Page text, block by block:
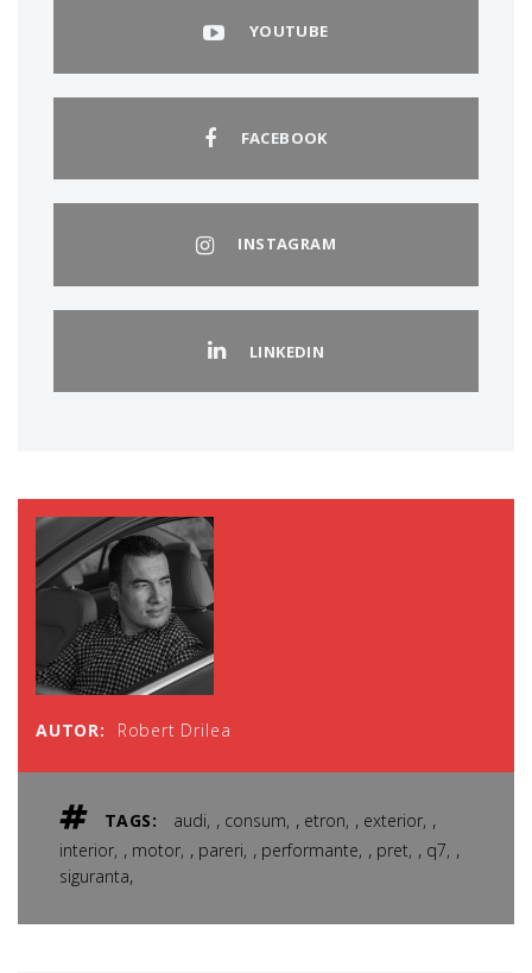
YOUTUBE
FACEBOOK
INSTAGRAM
LINKEDIN
AUTOR: Robert Drilea
TAGS: audi , consum , etron , exterior ,
interior , motor , pareri , performante , pret , q7 ,
siguranta,